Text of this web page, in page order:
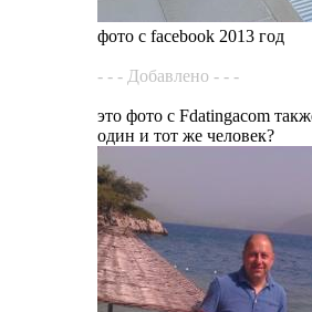
фото с facebook 2013 год
- - - Добавлено - - -
это фото с Fdatingacom
один и тот же человек?